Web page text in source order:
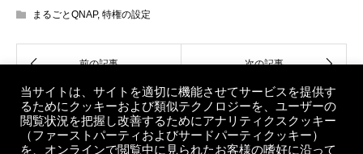
まるごとQNAP, 特権の設定
当サイトは、サイトを適切に機能させてサービスを提供す
るためにクッキーおよび類似テクノロジーを、ユーザーの
閲覧状況を把握し改善するためにアナリティクスクッキー
（ファーストパーティおよびサードパーティクッキー）
を、オンラインで閲覧中に見られたお客様の嗜好に沿って